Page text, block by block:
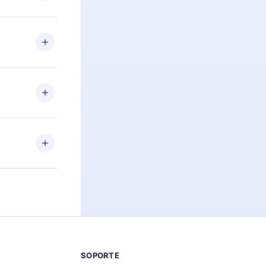
Por
el
de
más de
leer o
iOS,
momento
SOPORTE